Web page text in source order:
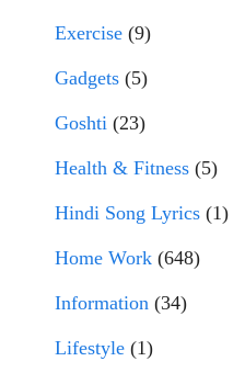
Exercise (9)
Gadgets (5)
Goshti (23)
Health & Fitness (5)
Hindi Song Lyrics (1)
Home Work (648)
Information (34)
Lifestyle (1)